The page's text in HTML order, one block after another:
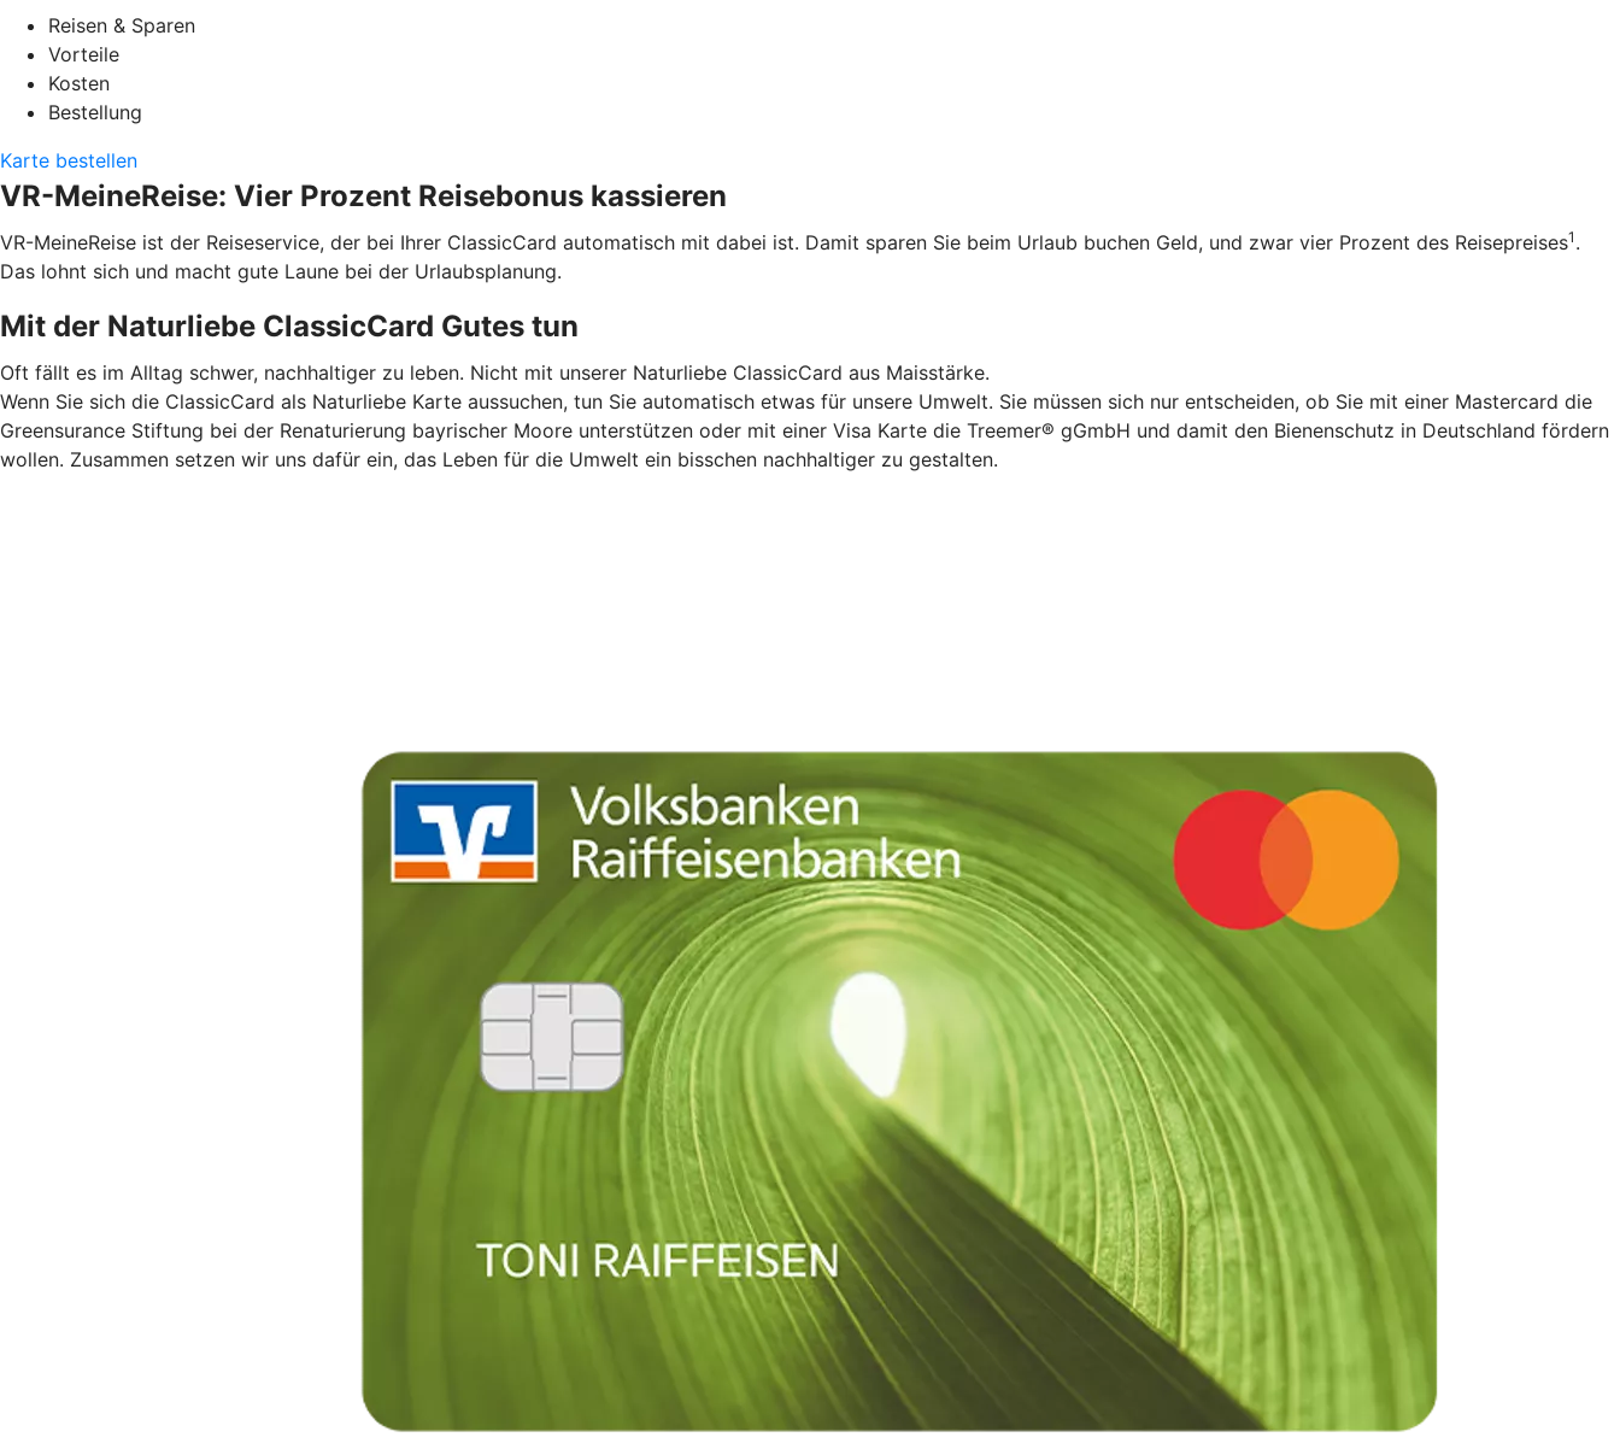
Reisen & Sparen
Vorteile
Kosten
Bestellung
Karte bestellen
VR-MeineReise: Vier Prozent Reisebonus kassieren
VR-MeineReise ist der Reiseservice, der bei Ihrer ClassicCard automatisch mit dabei ist. Damit sparen Sie beim Urlaub buchen Geld, und zwar vier Prozent des Reisepreises1 .
Das lohnt sich und macht gute Laune bei der Urlaubsplanung.
Mit der Naturliebe ClassicCard Gutes tun
Oft fällt es im Alltag schwer, nachhaltiger zu leben. Nicht mit unserer Naturliebe ClassicCard aus Maisstärke.
Wenn Sie sich die ClassicCard als Naturliebe Karte aussuchen, tun Sie automatisch etwas für unsere Umwelt. Sie müssen sich nur entscheiden, ob Sie mit einer Mastercard die
Greensurance Stiftung bei der Renaturierung bayrischer Moore unterstützen oder mit einer Visa Karte die Treemer® gGmbH und damit den Bienenschutz in Deutschland fördern
wollen. Zusammen setzen wir uns dafür ein, das Leben für die Umwelt ein bisschen nachhaltiger zu gestalten.